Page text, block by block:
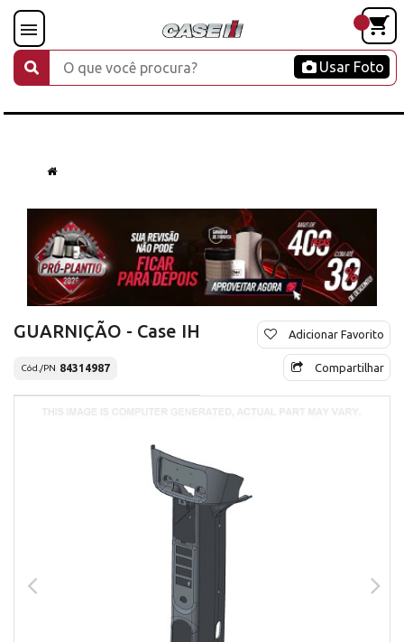
Usar Foto
GUARNIÇÃO - Case IH
Cód./PN 84314987
Adicionar Favorito
Compartilhar